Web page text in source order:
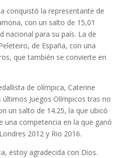
conquistó la representante de
con un salto de 15,01
nacional para su país. La de
de España, con una
que también se convierte en
de olímpica, Caterine
últimos Juegos Olímpicos tras no
un salto de 14.25, la que ubicó
una competencia en la que ganó
2012 y Rio 2016.
estoy agradecida con Dios.